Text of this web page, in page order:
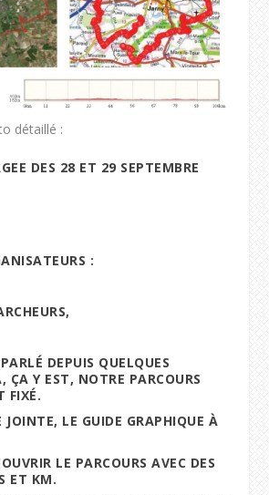
détaillé :
DES 28 ET 29 SEPTEMBRE
:
DEPUIS QUELQUES
ÇA Y EST, NOTRE PARCOURS
FIXÉ.
JOINTE, LE GUIDE GRAPHIQUE À
LE PARCOURS AVEC DES
ET KM.